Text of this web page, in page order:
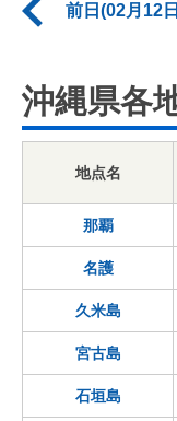
前日(02月12
沖縄県各
地点名
那覇
名護
久米島
宮古島
石垣島